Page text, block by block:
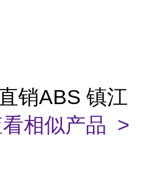
销ABS 镇江
相似产品 >